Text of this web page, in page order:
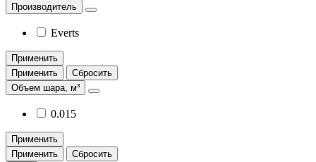
Производитель
Everts
Применить
Применить
Сбросить
Объем шара, м³
0.015
Применить
Применить
Сбросить